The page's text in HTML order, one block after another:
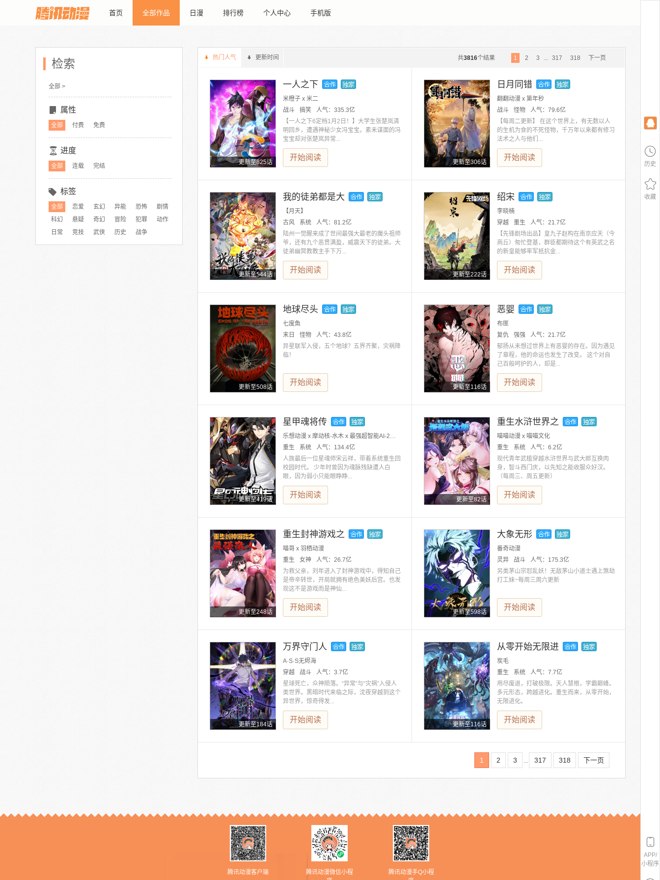
首页 全部作品 日漫 排行榜 个人中心 手机版
检索
全部 >
属性
全部 付费 免费
进度
全部 连载 完结
标签
全部 恋爱 玄幻 异能 恐怖
剧情
科幻
悬疑 奇幻 冒险 犯罪
动作
日常
竞技 武侠 历史 战争
热门人气 更新时间 1 2 3 ... 317 318 下一页
共3816个结果
更新至825话
一人之下
米橙子 x 米二
战斗
搞笑 人气： 335.3亿
【一人之下6定档1月2日！】大学生张楚岚清
明回乡，遭遇神秘少女冯宝宝。素未谋面的冯
宝宝却对张楚岚异常...
开始阅读
更新至306话
日月同错
翻翻动漫 x 第年秒
战斗
怪物 人气： 79.6亿
【每周二更新】 在这个世界上，有无数以人
的生机为食的不死怪物，千万年以来都有修习
法术之人与他们...
开始阅读
更新至544话
我的徒弟都是大
【月天】
古风
系统 人气： 81.2亿
陆州一觉醒来成了世间最强大最老的魔头祖师
爷，还有九个恶贯满盈，威震天下的徒弟。大
徒弟幽冥教教主手下万...
开始阅读
更新至222话
绍宋
李晓楠
穿越
重生 人气： 21.7亿
【先锋剧场出品】皇九子赵构在南京应天（今
商丘）匆忙登基，群臣都期待这个有英武之名
的新皇能够率军抵抗金...
开始阅读
更新至508话
地球尽头
七度魚
末日
怪物 人气： 43.8亿
异星联军入侵，五个地球？五界齐聚，灾祸降
临！
开始阅读
更新至116话
恶婴
布匪
复仇
强强 人气： 21.7亿
郁扬从未想过世界上有恶婴的存在。因为遇见
了章程，他的命运也发生了改变。 这个对自
己百般呵护的人，却是...
开始阅读
更新至419话
星甲魂将传
乐想动漫 x 摩动核-水木 x 最强超智能AI-2号小红大人
重生
系统 人气： 134.4亿
人族最后一位星魂师宋云祥，带着系统重生回
校园时代。 少年时曾因为魂脉残缺遭人白
眼，因为弱小只能眼睁睁...
开始阅读
更新至82话
重生水浒世界之
喵喵动漫 x 喵喵文化
重生
系统 人气： 6.2亿
现代青年武植穿越水浒世界与武大郎互换肉
身，智斗西门庆，以先知之能收服众好汉。
（每周三、周五更新）
开始阅读
更新至248话
重生封神游戏之
喵哥 x 羽栖动漫
重生
女神 人气： 26.7亿
为救父亲，刘年进入了封神游戏中，得知自己
是帝辛转世，开局就拥有绝色美妖后宫。也发
现这不是游戏而是神仙...
开始阅读
更新至598话
大象无形
番奇动漫
灵异
战斗 人气： 175.3亿
另类茅山宗怼乱妖！无敌茅山小道士遇上煞劫
打工妹~每周三周六更新
开始阅读
更新至184话
万界守门人
A·S·S无烬海
穿越
战斗 人气： 3.7亿
星球死亡，众神陨落。“异常”与“灾祸”入侵人
类世界。黑暗时代来临之际，沈夜穿越到这个
异世界，惊奇得发...
开始阅读
更新至116话
从零开始无限进
炭毛
重生
系统 人气： 7.7亿
用尽废退，打破极限。天人慧根，学霸巅峰。
多元形态，跨越进化。重生而来，从零开始，
无限进化。
开始阅读
1 2 3 ... 317 318 下一页
腾讯动漫客户端
腾讯动漫微信小程
腾讯动漫手Q小程
历史
收藏
APP/
小程序